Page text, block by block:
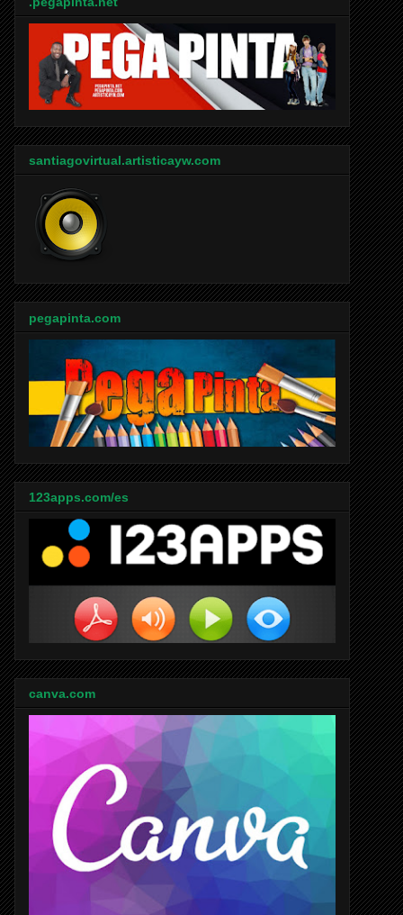
santiagovirtual.artisticayw.com
pegapinta.com
123apps.com/es
canva.com